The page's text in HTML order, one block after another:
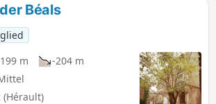
Béals
m
-204 m
(Hérault)